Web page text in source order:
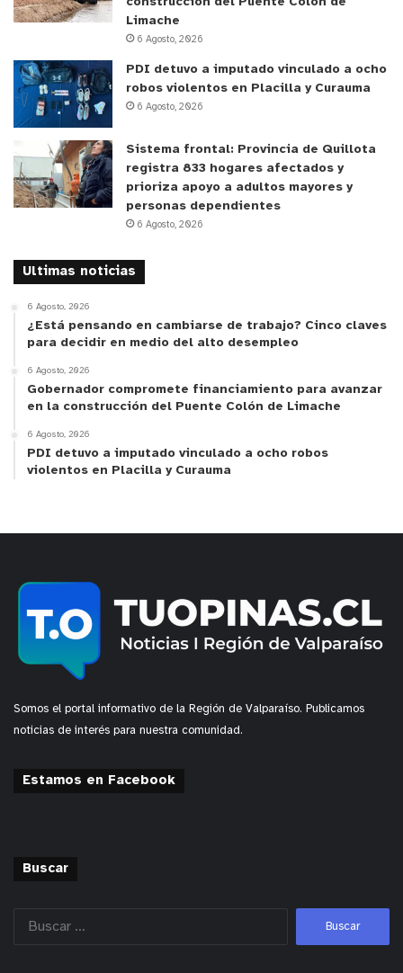
Limache
6 Agosto, 2026
PDI detuvo a imputado vinculado a ocho
robos violentos en Placilla y Curauma
6 Agosto, 2026
Sistema frontal: Provincia de Quillota
registra 833 hogares afectados y
prioriza apoyo a adultos mayores y
personas dependientes
6 Agosto, 2026
Ultimas noticias
6 Agosto, 2026
¿Está pensando en cambiarse de trabajo? Cinco claves
para decidir en medio del alto desempleo
6 Agosto, 2026
Gobernador compromete financiamiento para avanzar
en la construcción del Puente Colón de Limache
6 Agosto, 2026
PDI detuvo a imputado vinculado a ocho robos
violentos en Placilla y Curauma
Somos el portal informativo de la Región de Valparaíso. Publicamos
noticias de interés para nuestra comunidad.
Estamos en Facebook
Buscar